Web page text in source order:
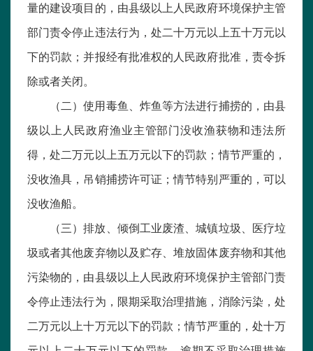
量的建设项目的，由县级以上人民政府环境保护主管
部门责令停止违法行为，处二十万元以上五十万元以
下的罚款；并报经有批准权的人民政府批准，责令拆
除或者关闭。
（二）使用毒鱼、炸鱼等方法进行捕捞的，由县
级以上人民政府渔业主管部门没收渔获物和违法所
得，处二万元以上五万元以下的罚款；情节严重的，
没收渔具，吊销捕捞许可证；情节特别严重的，可以
没收渔船。
（三）排放、倾倒工业废渣、城镇垃圾、医疗垃
圾或者其他废弃物以及贮存、堆放固体废弃物和其他
污染物的，由县级以上人民政府环境保护主管部门责
令停止违法行为，限期采取治理措施，消除污染，处
二万元以上十万元以下的罚款；情节严重的，处十万